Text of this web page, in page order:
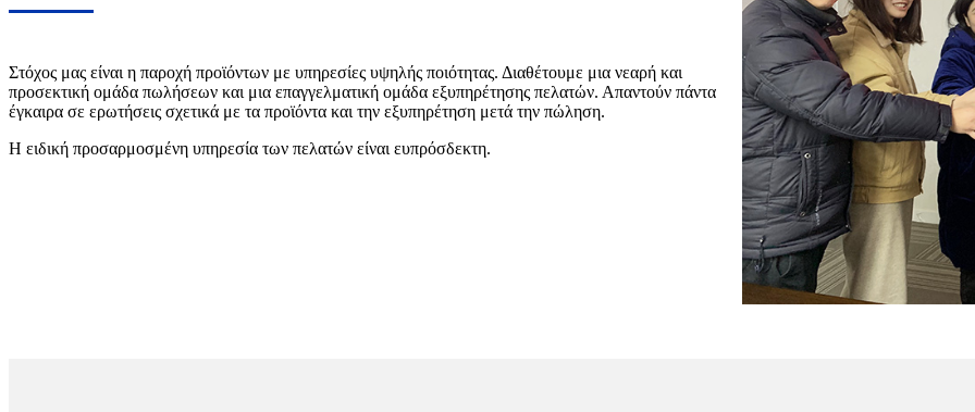
Στόχος μας είναι η παροχή προϊόντων με υπηρεσίες υψηλής ποιότητας. Διαθέτουμε μια νεαρή και
προσεκτική ομάδα πωλήσεων και μια επαγγελματική ομάδα εξυπηρέτησης πελατών. Απαντούν πάντα
έγκαιρα σε ερωτήσεις σχετικά με τα προϊόντα και την εξυπηρέτηση μετά την πώληση.
Η ειδική προσαρμοσμένη υπηρεσία των πελατών είναι ευπρόσδεκτη.